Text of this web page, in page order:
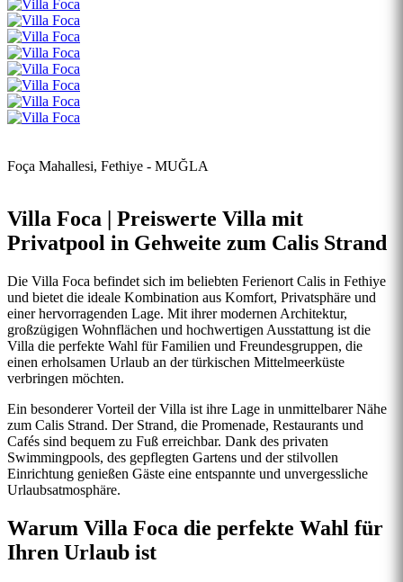
Foça Mahallesi, Fethiye - MUĞLA
Villa Foca | Preiswerte Villa mit
Privatpool in Gehweite zum Calis Strand
Die Villa Foca befindet sich im beliebten Ferienort Calis in Fethiye
und bietet die ideale Kombination aus Komfort, Privatsphäre und
einer hervorragenden Lage. Mit ihrer modernen Architektur,
großzügigen Wohnflächen und hochwertigen Ausstattung ist die
Villa die perfekte Wahl für Familien und Freundesgruppen, die
einen erholsamen Urlaub an der türkischen Mittelmeerküste
verbringen möchten.
Ein besonderer Vorteil der Villa ist ihre Lage in unmittelbarer Nähe
zum Calis Strand. Der Strand, die Promenade, Restaurants und
Cafés sind bequem zu Fuß erreichbar. Dank des privaten
Swimmingpools, des gepflegten Gartens und der stilvollen
Einrichtung genießen Gäste eine entspannte und unvergessliche
Urlaubsatmosphäre.
Warum Villa Foca die perfekte Wahl für
Ihren Urlaub ist